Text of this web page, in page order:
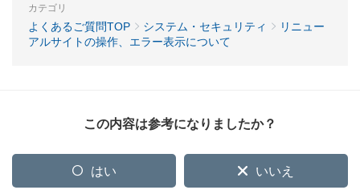
カテゴリ
よくあるご質問TOP システム・セキュリティ
リニュー
アルサイトの操作、エラー表示について
この内容は参考になりましたか？
はい いいえ